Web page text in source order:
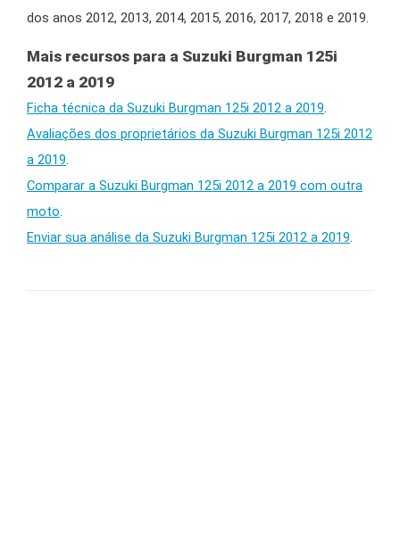
dos anos 2012, 2013, 2014, 2015, 2016, 2017, 2018 e 2019.
Mais recursos para a Suzuki Burgman 125i
2012 a 2019
Ficha técnica da Suzuki Burgman 125i 2012 a 2019.
Avaliações dos proprietários da Suzuki Burgman 125i 2012
a 2019.
Comparar a Suzuki Burgman 125i 2012 a 2019 com outra
moto.
Enviar sua análise da Suzuki Burgman 125i 2012 a 2019.